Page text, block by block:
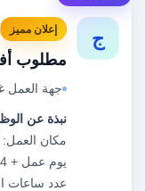
ج إعلان مميز
مطلوب
جهة العمل
نبذة عن
عدد ساعات